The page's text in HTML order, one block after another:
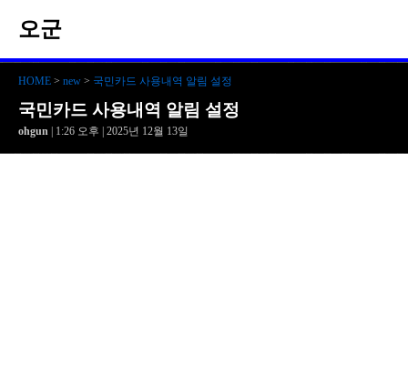
오군
HOME > new > 국민카드 사용내역 알림 설정
국민카드 사용내역 알림 설정
ohgun | 1:26 오후 | 2025년 12월 13일